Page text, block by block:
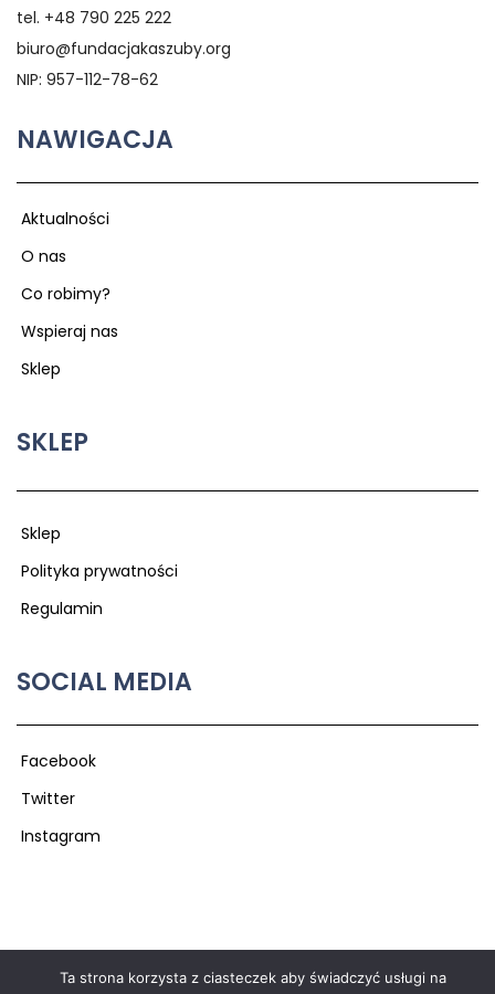
tel. +48 790 225 222
biuro@fundacjakaszuby.org
NIP: 957-112-78-62
NAWIGACJA
Aktualności
O nas
Co robimy?
Wspieraj nas
Sklep
SKLEP
Sklep
Polityka prywatności
Regulamin
SOCIAL MEDIA
Facebook
Twitter
Instagram
© 2026 Fundacja Kaszuby Realizacja: GGwebdesign
Ta strona korzysta z ciasteczek aby świadczyć usługi na